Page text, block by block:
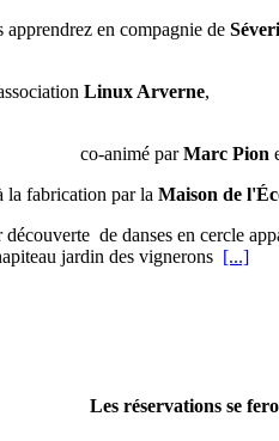
apprendrez en compagnie de
Linux Arverne,
co-animé parMarc Pion
la fabrication par la Maison de
découverte de danses en cercle
jardin des vignerons [...]
Les réservations se